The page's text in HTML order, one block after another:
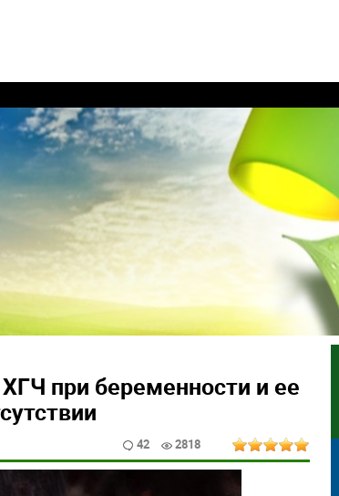
при беременности и ее
42 2818